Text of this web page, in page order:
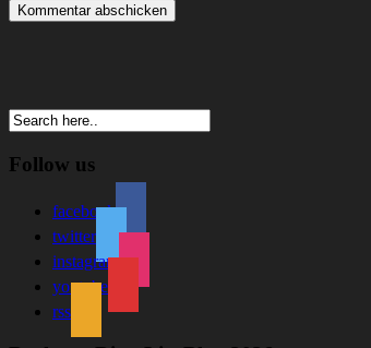
Follow us
facebook
twitter
instagram
youtube
rss